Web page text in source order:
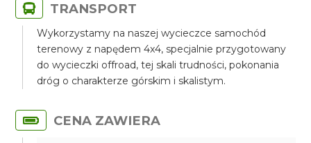
TRANSPORT
Wykorzystamy na naszej wycieczce samochód
terenowy z napędem 4x4, specjalnie przygotowany
do wycieczki offroad, tej skali trudności, pokonania
dróg o charakterze górskim i skalistym.
CENA ZAWIERA